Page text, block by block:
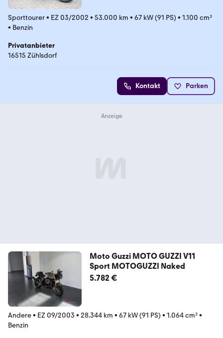
Sporttourer• EZ 03/2002 • 53.000 km • 67 kW (91 PS) • 1.100 cm³
• Benzin
Privatanbieter
16515 Zühlsdorf
Kontakt Parken
Moto Guzzi MOTO GUZZI V11
Sport MOTOGUZZI Naked
5.782 €
Andere• EZ 09/2003 • 28.344 km • 67 kW (91 PS) • 1.064 cm³•
Benzin